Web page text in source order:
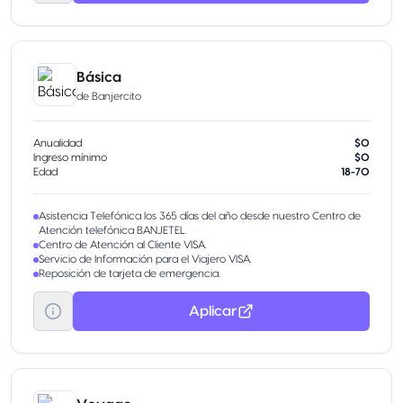
Básica
de Banjercito
Anualidad
$0
Ingreso mínimo
$0
Edad
18-70
Asistencia Telefónica los 365 días del año desde nuestro Centro de
Atención telefónica BANJETEL.
Centro de Atención al Cliente VISA.
Servicio de Información para el Viajero VISA.
Reposición de tarjeta de emergencia.
Aplicar